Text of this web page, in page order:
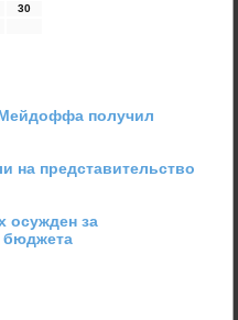
30
получил
на представительство
осужден за
бюджета